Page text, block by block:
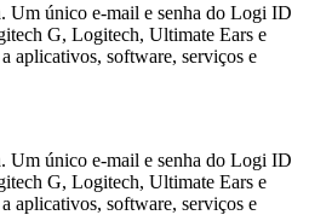
Um único e-mail e senha do Logi ID
G, Logitech, Ultimate Ears e
aplicativos, software, serviços e
Um único e-mail e senha do Logi ID
G, Logitech, Ultimate Ears e
aplicativos, software, serviços e